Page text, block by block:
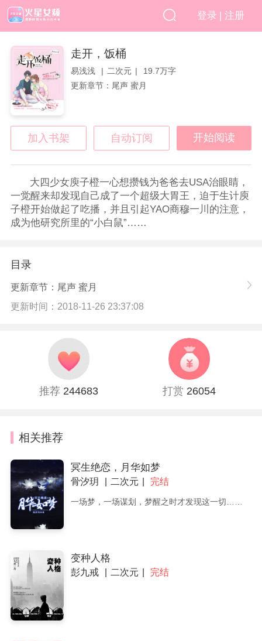
登录 | 注册
走开，饭桶
易浅浅 二次元
19.7万字
更新章节：尾声 蜜月
加入书架 自动订阅 开始阅读
大四少女庾子橙一心想攒钱为爸爸去USA治眼睛，
一觉醒来却发现自己成了一个超级大胃王，迫于生计庾
子橙开始做起了吃播，并且引起YAO商穆一川的注意，
成为他研究所里的“小白鼠”……
目录
更新章节：尾声 蜜月
更新时间：2018-11-26 23:37:08
推荐 244683 打赏 26054
相关推荐
冥生绝恋，月华如梦
骨汐玥 二次元 完结
一场梦，一场谋划，梦醒之时才发现这一切……
变种人格
彭九戒 二次元 完结